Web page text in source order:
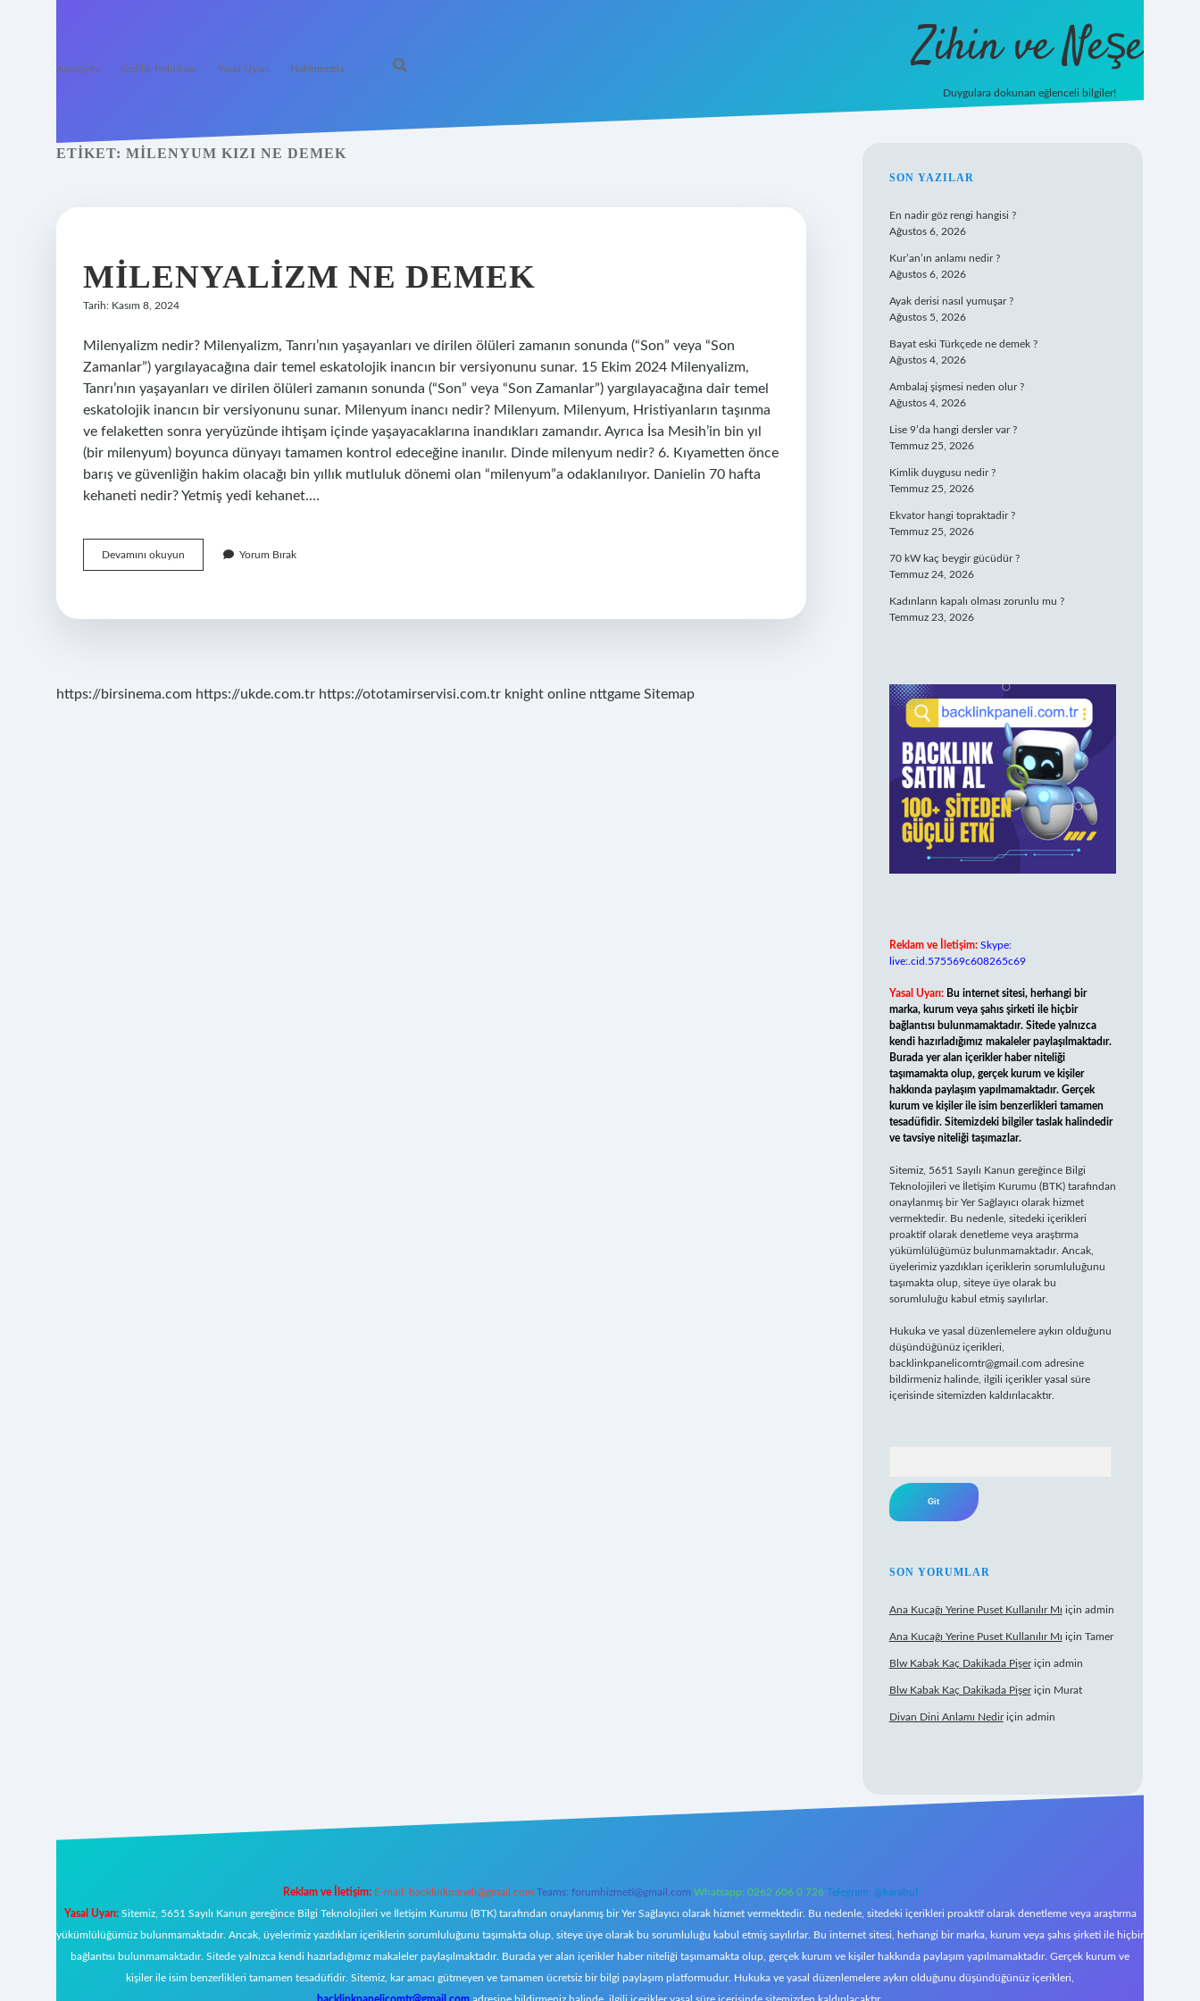
Anasayfa Gizlilik Politikası Yasal Uyarı Hakkımızda Zihin ve Neşe
Duygulara dokunan eğlenceli bilgiler!
ETIKET: MILENYUM KIZI NE DEMEK
MILENYALIZM NE DEMEK
Tarih: Kasım 8, 2024
Milenyalizm nedir? Milenyalizm, Tanrı’nın yaşayanları ve dirilen ölüleri zamanın sonunda (“Son” veya “Son
Zamanlar”) yargılayacağına dair temel eskatolojik inancın bir versiyonunu sunar. 15 Ekim 2024 Milenyalizm,
Tanrı’nın yaşayanları ve dirilen ölüleri zamanın sonunda (“Son” veya “Son Zamanlar”) yargılayacağına dair temel
eskatolojik inancın bir versiyonunu sunar. Milenyum inancı nedir? Milenyum. Milenyum, Hristiyanların taşınma
ve felaketten sonra yeryüzünde ihtişam içinde yaşayacaklarına inandıkları zamandır. Ayrıca İsa Mesih’in bin yıl
(bir milenyum) boyunca dünyayı tamamen kontrol edeceğine inanılır. Dinde milenyum nedir? 6. Kıyametten önce
barış ve güvenliğin hakim olacağı bin yıllık mutluluk dönemi olan “milenyum”a odaklanılıyor. Danielin 70 hafta
kehaneti nedir? Yetmiş yedi kehanet.…
Devamını okuyun Milenyalizm
Ne
Yorum Bırak
https://birsinema.com https://ukde.com.tr https://ototamirservisi.com.tr knight online nttgame Sitemap
SIDEBAR
SON YAZILAR
En nadir göz rengi hangisi ?
Ağustos 6, 2026
Kur’an’ın anlamı nedir ?
Ağustos 6, 2026
Ayak derisi nasıl yumuşar ?
Ağustos 5, 2026
Bayat eski Türkçede ne demek ?
Ağustos 4, 2026
Ambalaj şişmesi neden olur ?
Ağustos 4, 2026
Lise 9’da hangi dersler var ?
Temmuz 25, 2026
Kimlik duygusu nedir ?
Temmuz 25, 2026
Ekvator hangi topraktadir ?
Temmuz 25, 2026
70 kW kaç beygir gücüdür ?
Temmuz 24, 2026
Kadınların kapalı olması zorunlu mu ?
Temmuz 23, 2026
Reklam ve İletişim: Skype:
live:.cid.575569c608265c69
Yasal Uyarı: Bu internet sitesi, herhangi bir
marka, kurum veya şahıs şirketi ile hiçbir
bağlantısı bulunmamaktadır. Sitede yalnızca
kendi hazırladığımız makaleler paylaşılmaktadır.
Burada yer alan içerikler haber niteliği
taşımamakta olup, gerçek kurum ve kişiler
hakkında paylaşım yapılmamaktadır. Gerçek
kurum ve kişiler ile isim benzerlikleri tamamen
tesadüfidir. Sitemizdeki bilgiler taslak halindedir
ve tavsiye niteliği taşımazlar.
Sitemiz, 5651 Sayılı Kanun gereğince Bilgi
Teknolojileri ve İletişim Kurumu (BTK) tarafından
onaylanmış bir Yer Sağlayıcı olarak hizmet
vermektedir. Bu nedenle, sitedeki içerikleri
proaktif olarak denetleme veya araştırma
yükümlülüğümüz bulunmamaktadır. Ancak,
üyelerimiz yazdıkları içeriklerin sorumluluğunu
taşımakta olup, siteye üye olarak bu
sorumluluğu kabul etmiş sayılırlar.
Hukuka ve yasal düzenlemelere aykırı olduğunu
düşündüğünüz içerikleri,
backlinkpanelicomtr@gmail.com adresine
bildirmeniz halinde, ilgili içerikler yasal süre
içerisinde sitemizden kaldırılacaktır.
SON YORUMLAR
Ana Kucağı Yerine Puset Kullanılır Mı için admin
Ana Kucağı Yerine Puset Kullanılır Mı için Tamer
Blw Kabak Kaç Dakikada Pişeriçin admin
Blw Kabak Kaç Dakikada Pişeriçin Murat
Divan Dini Anlamı Nediriçin admin
Reklam ve İletişim: E-mail: backlinkpaneli@gmail.com Teams: forumhizmeti@gmail.com Whatsapp: 0262 606 0 726 Telegram: @karabul
Yasal Uyarı:Sitemiz, 5651 Sayılı Kanun gereğince Bilgi Teknolojileri ve İletişim Kurumu (BTK) tarafından onaylanmış bir Yer Sağlayıcı olarak hizmet vermektedir. Bu nedenle, sitedeki içerikleri proaktif olarak denetleme veya araştırma
yükümlülüğümüz bulunmamaktadır. Ancak, üyelerimiz yazdıkları içeriklerin sorumluluğunu taşımakta olup, siteye üye olarak bu sorumluluğu kabul etmiş sayılırlar. Bu internet sitesi, herhangi bir marka, kurum veya şahıs şirketi ile hiçbir
bağlantısı bulunmamaktadır. Sitede yalnızca kendi hazırladığımız makaleler paylaşılmaktadır. Burada yer alan içerikler haber niteliği taşımamakta olup, gerçek kurum ve kişiler hakkında paylaşım yapılmamaktadır. Gerçek kurum ve
kişiler ile isim benzerlikleri tamamen tesadüfidir. Sitemiz, kar amacı gütmeyen ve tamamen ücretsiz bir bilgi paylaşım platformudur. Hukuka ve yasal düzenlemelere aykırı olduğunu düşündüğünüz içerikleri,